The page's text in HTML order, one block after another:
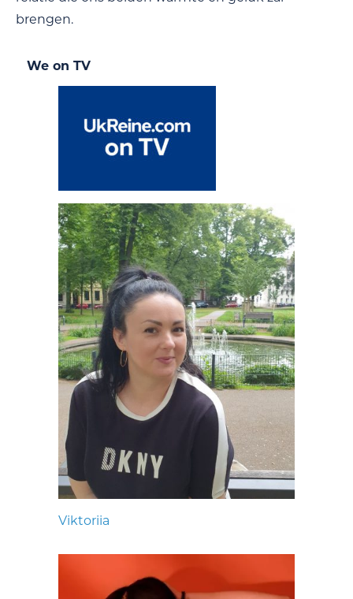
brengen.
We on TV
Viktoriia